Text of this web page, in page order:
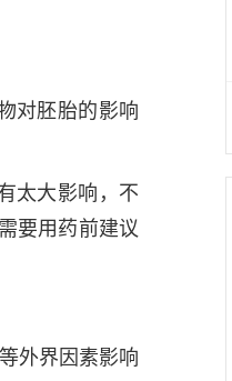
对胚胎的影响
太大影响，不
要用药前建议
外界因素影响
固性阴道炎...